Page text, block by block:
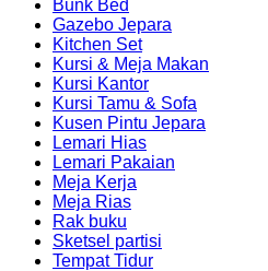
Bunk Bed
Gazebo Jepara
Kitchen Set
Kursi & Meja Makan
Kursi Kantor
Kursi Tamu & Sofa
Kusen Pintu Jepara
Lemari Hias
Lemari Pakaian
Meja Kerja
Meja Rias
Rak buku
Sketsel partisi
Tempat Tidur